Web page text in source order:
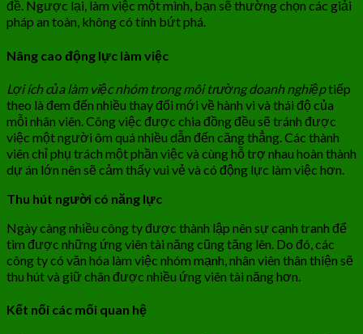
đề. Ngược lại, làm việc một mình, bạn sẽ thường chọn các giải
pháp an toàn, không có tính bứt phá.
Nâng cao động lực làm việc
Lợi ích của làm việc nhóm trong môi trường doanh nghiệptiếp
theo là đem đến nhiều thay đổi mới về hành vi và thái độ của
mỗi nhân viên. Công việc được chia đồng đều sẽ tránh được
việc một người ôm quá nhiều dẫn đến căng thẳng. Các thành
viên chỉ phụ trách một phần việc và cùng hỗ trợ nhau hoàn thành
dự án lớn nên sẽ cảm thấy vui vẻ và có động lực làm việc hơn.
Thu hút người có năng lực
Ngày càng nhiều công ty được thành lập nên sự cạnh tranh để
tìm được những ứng viên tài năng cũng tăng lên. Do đó, các
công ty có văn hóa làm việc nhóm mạnh, nhân viên thân thiện sẽ
thu hút và giữ chân được nhiều ứng viên tài năng hơn.
Kết nối các mối quan hệ